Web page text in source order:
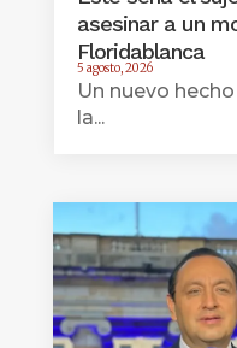
asesinar a un
Floridablanca
5 agosto, 2026
Un nuevo
la...